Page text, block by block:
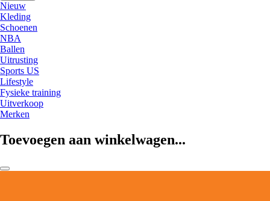
Nieuw
Kleding
Schoenen
NBA
Ballen
Uitrusting
Sports US
Lifestyle
Fysieke training
Uitverkoop
Merken
Toevoegen aan winkelwagen...